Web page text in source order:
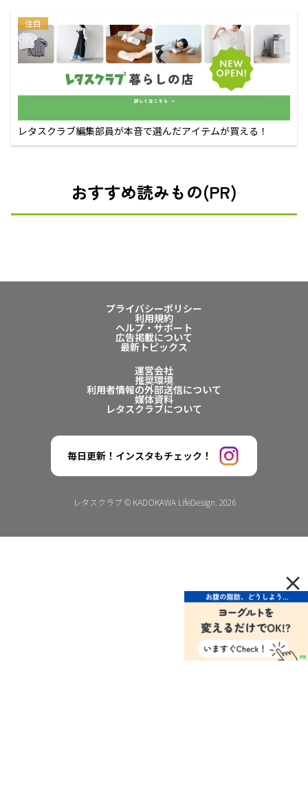
注目
レタスクラブ編集部員が本音で選んだアイテムが買える！
おすすめ読みもの(PR)
プライバシーポリシー
利用規約
ヘルプ・サポート
広告掲載について
最新トピックス
運営会社
推奨環境
利用者情報の外部送信について
媒体資料
レタスクラブについて
毎日更新！インスタもチェック！
レタスクラブ © KADOKAWA LifeDesign. 2026
×